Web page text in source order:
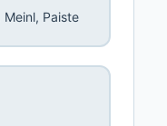
Meinl, Paiste